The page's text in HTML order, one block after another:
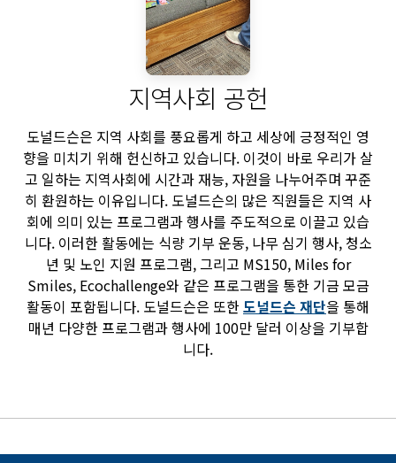
지역사회 공헌
도널드슨은 지역 사회를 풍요롭게 하고 세상에 긍정적인 영
향을 미치기 위해 헌신하고 있습니다. 이것이 바로 우리가 살
고 일하는 지역사회에 시간과 재능, 자원을 나누어주며 꾸준
히 환원하는 이유입니다. 도널드슨의 많은 직원들은 지역 사
회에 의미 있는 프로그램과 행사를 주도적으로 이끌고 있습
니다. 이러한 활동에는 식량 기부 운동, 나무 심기 행사, 청소
년 및 노인 지원 프로그램, 그리고 MS150, Miles for
Smiles, Ecochallenge와 같은 프로그램을 통한 기금 모금
활동이 포함됩니다. 도널드슨은 또한도널드슨 재단을 통해
매년 다양한 프로그램과 행사에 100만 달러 이상을 기부합
니다.